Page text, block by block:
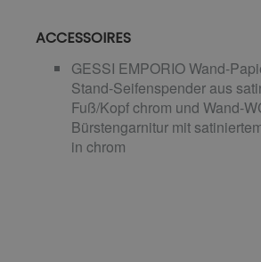
ACCESSOIRES
GESSI EMPORIO Wand-
Stand-Seifenspender aus
Fuß/Kopf chrom und Wand-
Bürstengarnitur mit
in chrom